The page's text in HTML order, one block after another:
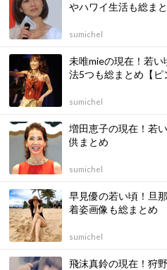
やハワイ生活も総ま
sumichel
未唯mieの現在！若
法5つも総まとめ【ピ
sumichel
増田恵子の現在！若
供まとめ
sumichel
早見優の若い頃！旦
着姿画像も総まとめ
sumichel
飛沫真鈴の現在！狩